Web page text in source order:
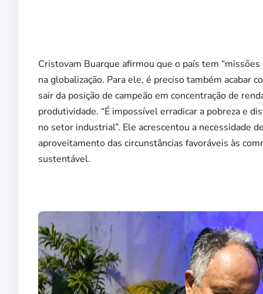
Cristovam Buarque afirmou que o país tem
na globalização. Para ele, é preciso também acabar
sair da posição de campeão em concentração de
produtividade. “É impossível erradicar a pobreza e
no setor industrial”. Ele acrescentou a necessidade
aproveitamento das circunstâncias favoráveis às
sustentável.